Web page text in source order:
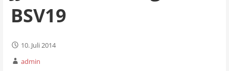
BSV19
10. Juli 2014
admin